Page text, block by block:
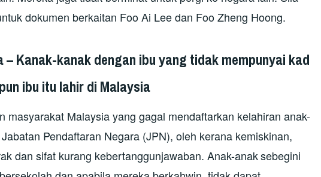
dokumen berkaitan Foo Ai Lee dan Foo Zheng Hoong.
– Kanak-kanak dengan ibu yang tidak mempunyai kad
ibu itu lahir di Malaysia
masyarakat Malaysia yang gagal mendaftarkan kelahiran anak-
Pendaftaran Negara (JPN), oleh kerana kemiskinan,
dan sifat kurang kebertanggunjawaban. Anak-anaksebegini